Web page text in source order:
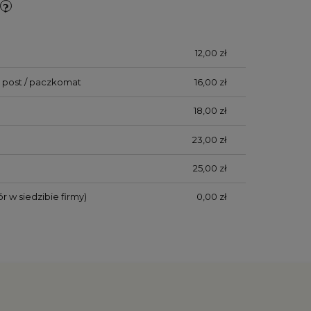
12,00 zł
/ paczkomat 16,00 zł
18,00 zł
23,00 zł
25,00 zł
w siedzibie firmy) 0,00 zł